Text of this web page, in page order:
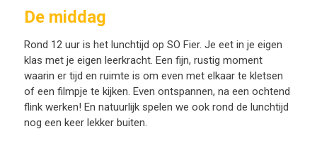
De middag
Rond 12 uur is het lunchtijd op SO Fier. Je eet in je eigen
klas met je eigen leerkracht. Een fijn, rustig moment
waarin er tijd en ruimte is om even met elkaar te kletsen
of een filmpje te kijken. Even ontspannen, na een ochtend
flink werken! En natuurlijk spelen we ook rond de lunchtijd
nog een keer lekker buiten.